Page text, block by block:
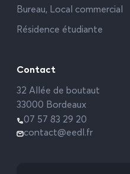
Bureau, Local commercial
Résidence étudiante
Contact
32 Allée de boutaut
33000 Bordeaux
07 57 83 29 20
contact@eedl.fr